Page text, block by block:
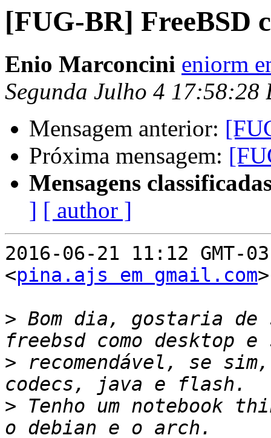
[FUG-BR] FreeBSD
Enio Marconcini eniorm
Segunda Julho 4 17:58:28
Mensagem anterior:
Próxima mensagem:
Mensagens
] [ author ]
2016-06-21 11:12 GMT-
<pina.ajs em gmail.com
> Bom dia, gostaria de
> recomendável, se
> Tenho um notebook